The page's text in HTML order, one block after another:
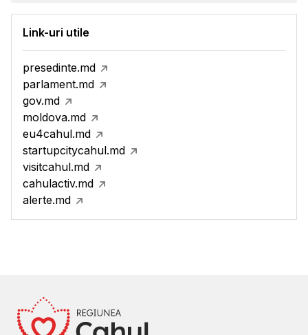
Link-uri utile
presedinte.md
parlament.md
gov.md
moldova.md
eu4cahul.md
startupcitycahul.md
visitcahul.md
cahulactiv.md
alerte.md